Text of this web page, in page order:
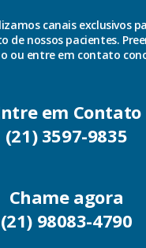
canais exclusivos
de nossos pacientes.
ou entre em contato
em Contato
(21) 3597-9835
Chame agora
(21) 98083-4790